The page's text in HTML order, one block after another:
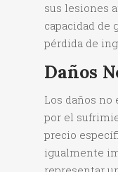
sus lesiones
capacidad de
pérdida de
Daños
Los daños no
por el
precio
igualmente